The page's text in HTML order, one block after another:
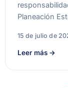
Planeación
15 de julio de
Leer más →